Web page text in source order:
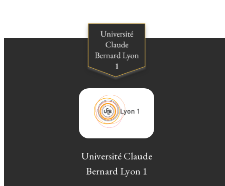
Université Claude
Bernard Lyon 1